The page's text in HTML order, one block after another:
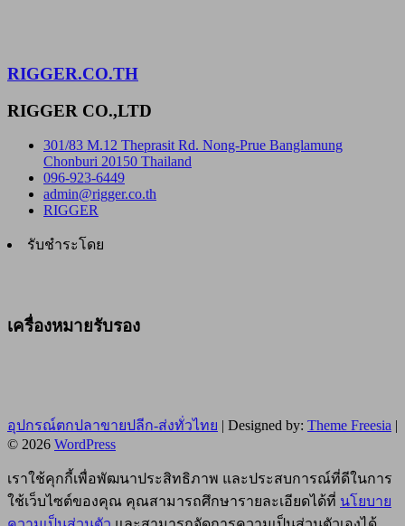
RIGGER.CO.TH
RIGGER CO.,LTD
301/83 M.12 Theprasit Rd. Nong-Prue Banglamung
Chonburi 20150 Thailand
096-923-6449
admin@rigger.co.th
RIGGER
รับชำระโดย
เครื่องหมายรับรอง
อุปกรณ์ตกปลาขายปลีก-ส่งทั่วไทย | Designed by: Theme Freesia |
© 2026 WordPress
เราใช้คุกกี้เพื่อพัฒนาประสิทธิภาพ และประสบการณ์ที่ดีในการ
ใช้เว็บไซต์ของคุณ คุณสามารถศึกษารายละเอียดได้ที่ นโยบาย